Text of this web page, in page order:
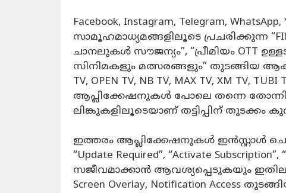
Facebook, Instagram, Telegram,
സാമൂഹമാധ്യമങ്ങളിലൂടെ പ്രചരിക്കുന്ന
ചാനലുകൾ സൗജന്യം”, “പ്രീമിയം OTT
സിനിമകളും മത്സരങ്ങളും” തുടങ്ങിയ
TV, OPEN TV, NB TV, MAX TV, XM
ആപ്ലിക്കേഷനുകൾ പോലെ തന്നെ
ലിങ്കുകളിലൂടെയാണ് തട്ടിപ്പിന് തുടക്കം
ഇത്തരം ആപ്ലിക്കേഷനുകൾ
“Update Required”, “Activate
സജീവമാക്കാൻ ആവശ്യപ്പെടുകയും
Screen Overlay, Notification Access